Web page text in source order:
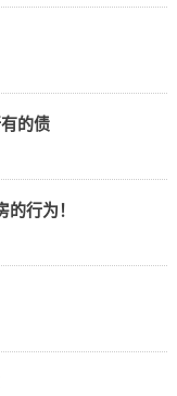
的债
行为！